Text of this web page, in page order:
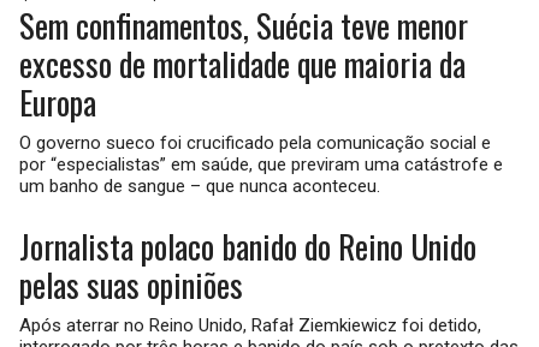
Sem confinamentos, Suécia teve menor
excesso de mortalidade que maioria da
Europa
O governo sueco foi crucificado pela comunicação social e
por “especialistas” em saúde, que previram uma catástrofe e
um banho de sangue – que nunca aconteceu.
Jornalista polaco banido do Reino Unido
pelas suas opiniões
Após aterrar no Reino Unido, Rafał Ziemkiewicz foi detido,